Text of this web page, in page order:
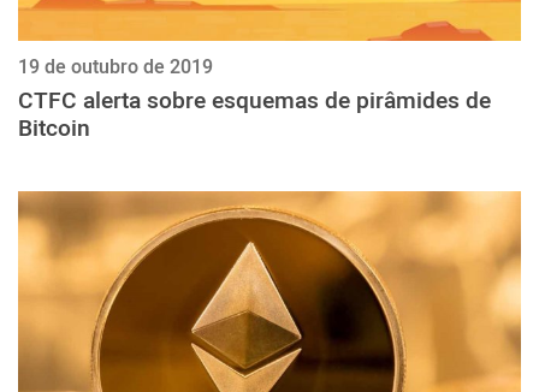
19 de outubro de 2019
CTFC alerta sobre esquemas de pirâmides de
Bitcoin